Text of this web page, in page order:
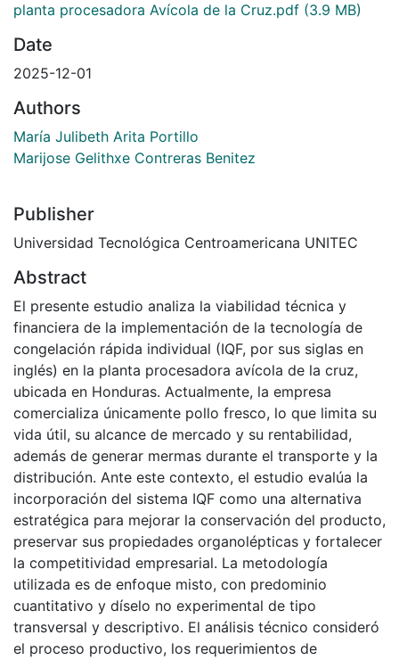
planta procesadora Avícola de la Cruz.pdf (3.9 MB)
Date
2025-12-01
Authors
María Julibeth Arita Portillo
Marijose Gelithxe Contreras Benitez
Publisher
Universidad Tecnológica Centroamericana UNITEC
Abstract
El presente estudio analiza la viabilidad técnica y
financiera de la implementación de la tecnología de
congelación rápida individual (IQF, por sus siglas en
inglés) en la planta procesadora avícola de la cruz,
ubicada en Honduras. Actualmente, la empresa
comercializa únicamente pollo fresco, lo que limita su
vida útil, su alcance de mercado y su rentabilidad,
además de generar mermas durante el transporte y la
distribución. Ante este contexto, el estudio evalúa la
incorporación del sistema IQF como una alternativa
estratégica para mejorar la conservación del producto,
preservar sus propiedades organolépticas y fortalecer
la competitividad empresarial. La metodología
utilizada es de enfoque misto, con predominio
cuantitativo y díselo no experimental de tipo
transversal y descriptivo. El análisis técnico consideró
el proceso productivo, los requerimientos de